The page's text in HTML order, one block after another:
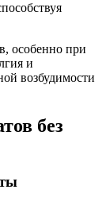
особенно при
и
возбудимости
без